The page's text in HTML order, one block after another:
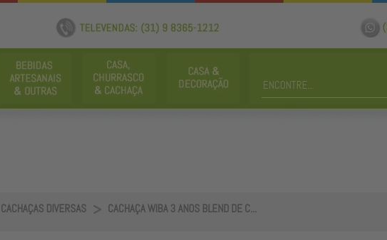
CACHAÇAS DIVERSAS CACHAÇA WIBA 3 ANOS BLEND DE C...